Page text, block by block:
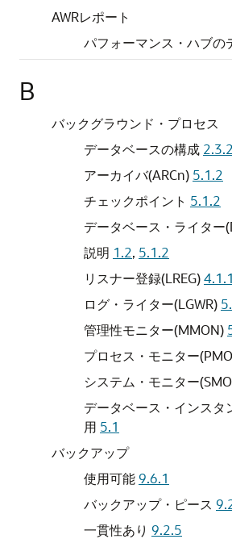
AWRレポート
パフォーマンス・ハブの
B
バックグラウンド・プロセス
データベースの構成
アーカイバ(ARCn) 5.1.2
チェックポイント 5.1.2
データベース・ライター
説明 1.2, 5.1.2
リスナー登録(LREG)4.1.1
ログ・ライター(LGWR)
管理性モニター(MMON)
プロセス・モニター
システム・モニター
データベース・インスタ
用 5.1
バックアップ
使用可能 9.6.1
バックアップ・ピース
一貫性あり 9.2.5